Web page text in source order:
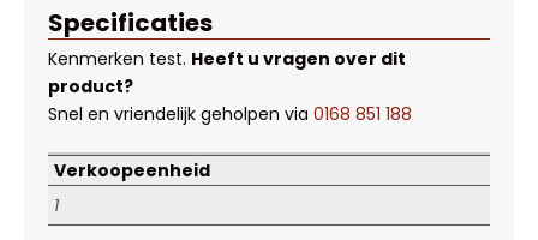
Specificaties
Kenmerken test. Heeft u vragen over dit
product?
Snel en vriendelijk geholpen via 0168 851 188
Verkoopeenheid
1